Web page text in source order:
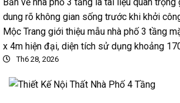
dung rõ không gian sống trước khi khởi
Mộc Trang giới thiệu mẫu nhà phố 3 tầng
x 4m hiện đại, diện tích sử dụng khoảng
Th6 28, 2026